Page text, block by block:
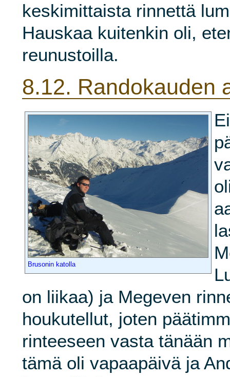
keskimittaista rinnettä
Hauskaa kuitenkin oli,
reunustoilla.
8.12. Randokauden
Brusonin katolla
on liikaa) ja Megeven
houkutellut, joten
rinteeseen vasta tänään
tämä oli vapaapäivä ja